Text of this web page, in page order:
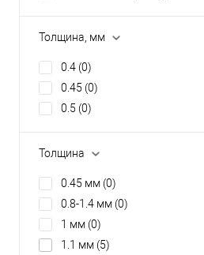
Толщина, мм
0.4 (0)
0.45 (0)
0.5 (0)
Толщина
0.45 мм (0)
0.8-1.4 мм (0)
1 мм (0)
1.1 мм (5)